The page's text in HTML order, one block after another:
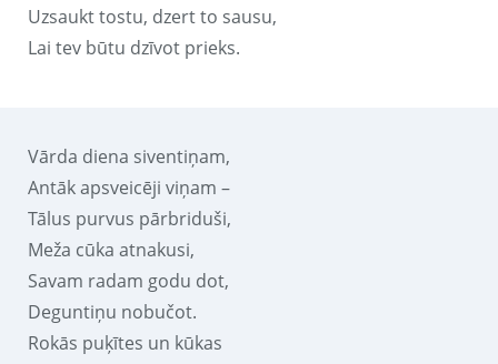
Uzsaukt tostu, dzert to sausu,
Lai tev būtu dzīvot prieks.
Vārda diena siventiņam,
Antāk apsveicēji viņam –
Tālus purvus pārbriduši,
Meža cūka atnakusi,
Savam radam godu dot,
Deguntiņu nobučot.
Rokās puķītes un kūkas